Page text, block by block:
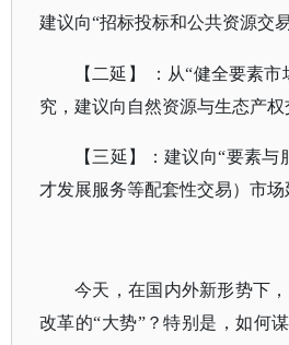
建议向“招标投标和公共资源交
【二延】 ：从“健全要素市
究，建议向自然资源与生态产
【三延】：建议向“要素与
才发展服务等配套性交易）市场
今天，在国内外新形势下
改革的“大势”？特别是，如何